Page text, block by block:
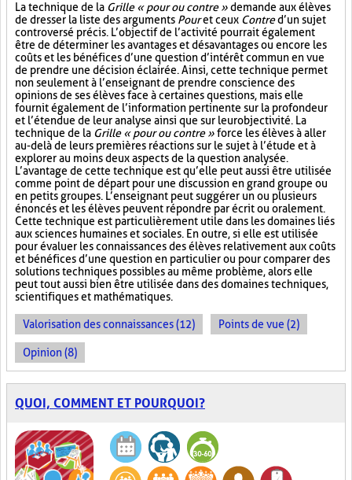
La technique de la Grille « pour ou contre »demande aux élèves
de dresser la liste des arguments Pouret ceux Contred’un sujet
controversé précis. L’objectif de l’activité pourrait également
être de déterminer les avantages et désavantages ou encore les
coûts et les bénéfices d’une question d’intérêt commun en vue
de prendre une décision éclairée. Ainsi, cette technique permet
non seulement à l’enseignant de prendre conscience des
opinions de ses élèves face à certaines questions, mais elle
fournit également de l’information pertinente sur la profondeur
et l’étendue de leur analyse ainsi que sur leur objectivité. La
technique de la Grille « pour ou contre »force les élèves à aller
au-delà de leurs premières réactions sur le sujet à l’étude et à
explorer au moins deux aspects de la question analysée.
L’avantage de cette technique est qu’elle peut aussi être utilisée
comme point de départ pour une discussion en grand groupe ou
en petits groupes. L’enseignant peut suggérer un ou plusieurs
énoncés et les élèves peuvent répondre par écrit ou oralement.
Cette technique est particulièrement utile dans les domaines liés
aux sciences humaines et sociales. En outre, si elle est utilisée
pour évaluer les connaissances des élèves relativement aux coûts
et bénéfices d’une question en particulier ou pour comparer des
solutions techniques possibles au même problème, alors elle
peut tout aussi bien être utilisée dans des domaines techniques,
scientifiques et mathématiques.
Valorisation des connaissances (12) Points de vue (2)
Opinion (8)
QUOI, COMMENT ET POURQUOI?